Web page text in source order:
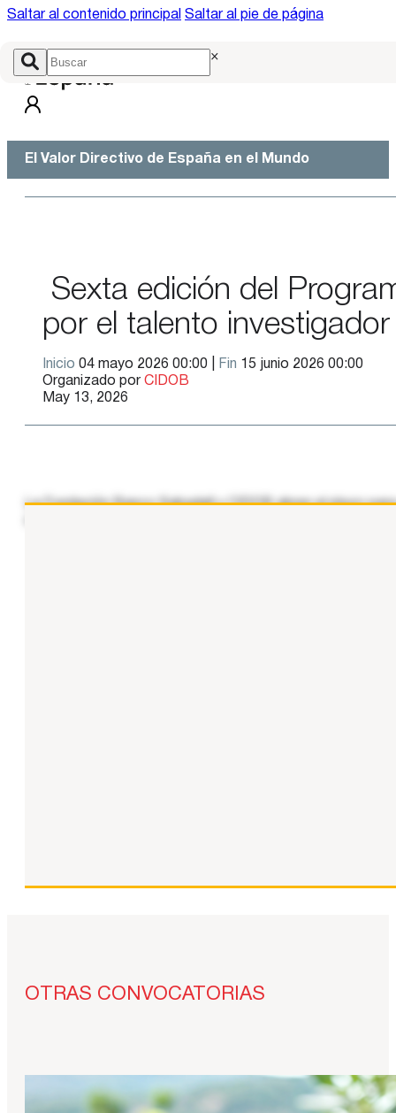
Saltar al contenido principal Saltar al pie de página
×
El Valor Directivo de España en el Mundo
Sexta edición del
por el talento
Inicio 04 mayo 2026 00:00 | Fin 15 junio 2026 00:00
Organizado por CIDOB
May 13, 2026
La Fundación Banco Sabadell y CIDOB abren el plazo
OTRAS CONVOCATORIAS